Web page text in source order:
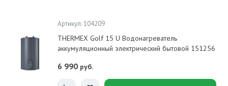
Артикул: 104209
THERMEX Golf 15 U Водонагреватель
аккумуляционный электрический бытовой 151256
6 990 руб.